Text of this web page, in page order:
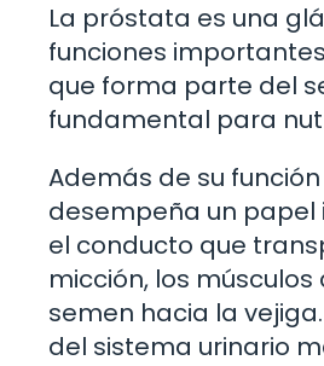
La próstata es una
funciones
que forma parte del
fundamental para
Además de su
desempeña un
el conducto que
micción, los
semen hacia la
del sistema urinario